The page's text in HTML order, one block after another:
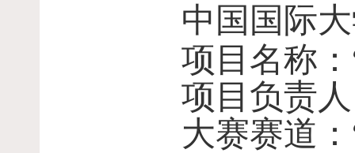
中国国际
项目名称
项目负责
大赛赛道